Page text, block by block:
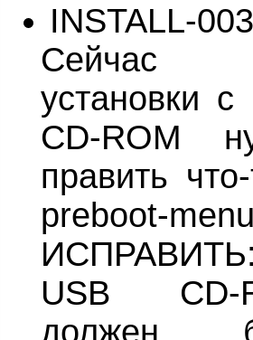
INSTALL-
Сейчас
установки с
CD-ROM
править
preboot-
USB CD-
должен